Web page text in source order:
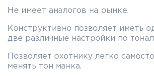
Не имеет аналогов на рынке.
Конструктивно позволяет иметь
две различные настройки по
Позволяет охотнику легко
менять тон манка.